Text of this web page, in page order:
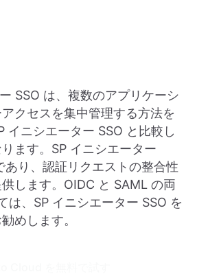
SSO は、複数のアプリケーシ
クセスを集中管理する方法を
イニシエーター SSO と比較し
ます。SP イニシエーター
あり、認証リクエストの整合性
します。OIDC と SAML の両
は、SP イニシエーター SSO を
めします。